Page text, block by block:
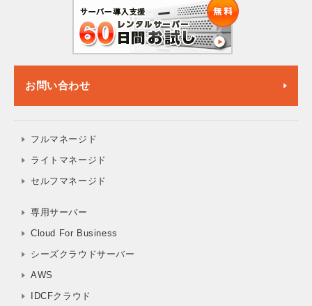
お問い合わせ
フルマネージド
ライトマネージド
セルフマネージド
専用サーバー
Cloud For Business
シーズクラウドサーバー
AWS
IDCFクラウド